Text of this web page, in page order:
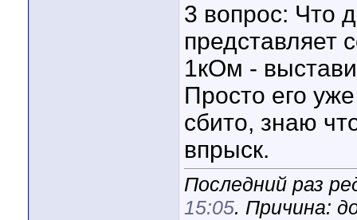
3 вопрос: Что
представляет
1кОм -
Просто его
сбито, знаю
впрыск.
Последний раз
15:05. Причина: